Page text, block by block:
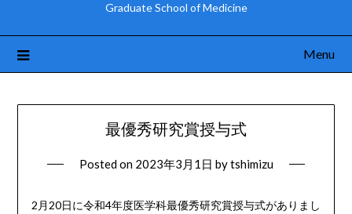
Graduate School of Medicine
Menu
最優秀研究賞授与式
Posted on 2023年3月1日 bytshimizu
2月20日に令和4年度医学科最優秀研究賞授与式がありまし